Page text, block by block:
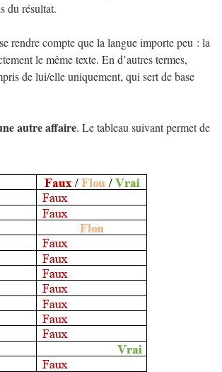
du résultat.
rendre compte que la langue importe peu : la
le même texte. En d’autres termes,
de lui/elle uniquement, qui sert de base
autre affaire. Le tableau suivant permet de